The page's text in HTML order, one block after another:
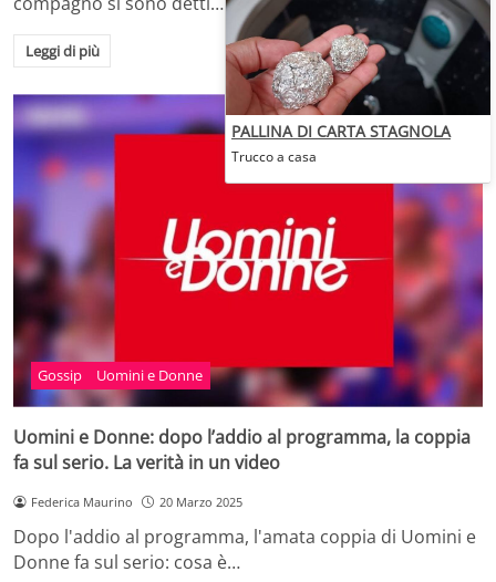
Leggi di più
Gossip Uomini e Donne
Uomini e Donne: dopo l’addio al programma, la coppia
fa sul serio. La verità in un video
Federica Maurino 20 Marzo 2025
Dopo l'addio al programma, l'amata coppia di Uomini e
Donne fa sul serio: cosa è…
PALLINA DI CARTA STAGNOLA
Trucco a casa